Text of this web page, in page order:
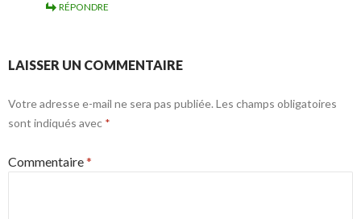
RÉPONDRE
LAISSER UN COMMENTAIRE
Votre adresse e-mail ne sera pas publiée.Les champs obligatoires
sont indiqués avec *
Commentaire*